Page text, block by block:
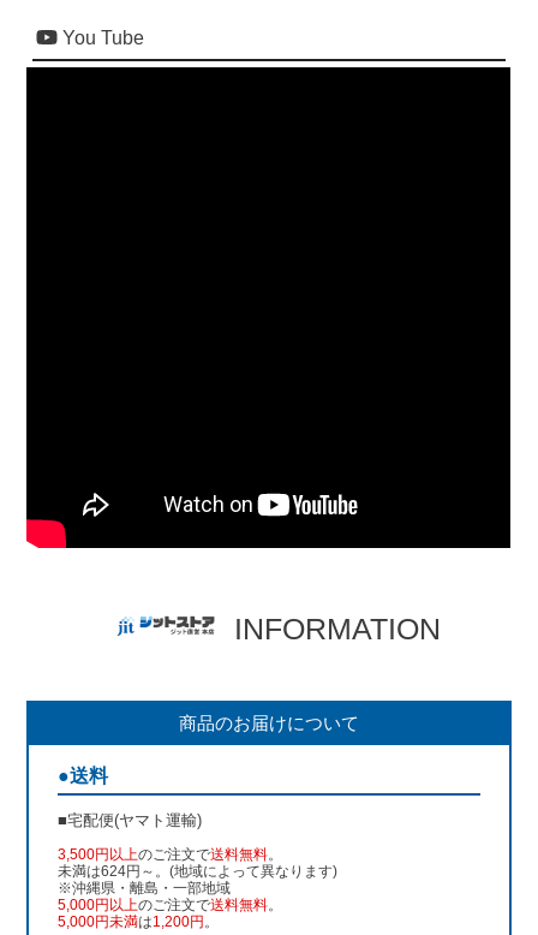
You Tube
INFORMATION
商品のお届けについて
●送料
■宅配便(ヤマト運輸)
3,500円以上のご注文で送料無料。
未満は624円～。(地域によって異なります)
※沖縄県・離島・一部地域
5,000円以上のご注文で送料無料。
5,000円未満は1,200円 。